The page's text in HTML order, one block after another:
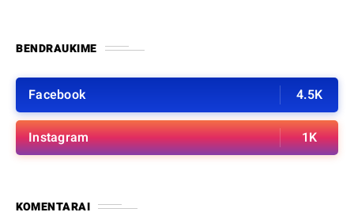
BENDRAUKIME
Facebook 4.5K
Instagram 1K
KOMENTARAI